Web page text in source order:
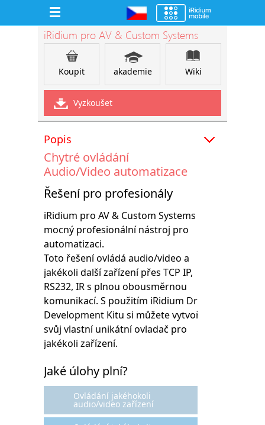
iRidium pro AV & Custom Systems
Koupit akademie Wiki
Vyzkoušet
Popis
Chytré ovládání
Audio/Video automatizace
Řešení pro profesionály
iRidium pro AV & Custom Systems je
mocný profesionální nástroj pro
automatizaci.
Toto řešení ovládá audio/video a
jakékoli další zařízení přes TCP IP,
RS232, IR s plnou obousměrnou
komunikací. S použitím iRidium Driver
Development Kitu si můžete vytvořit
svůj vlastní unikátní ovladač pro
jakékoli zařízení.
Jaké úlohy plní?
Ovládání jakéhokoli
audio/video zařízení